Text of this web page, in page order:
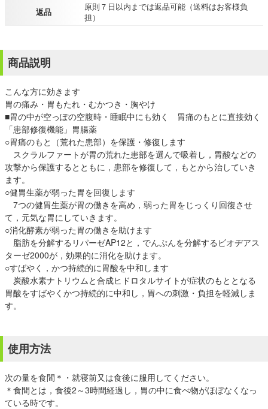
返品
原則７日以内までは返品可能（送料はお客様負
担）
商品説明
こんな方に効きます
胃の痛み・胃もたれ・むかつき・胸やけ
■胃の中が空っぽの空腹時・睡眠中にも効く 胃痛のもとに直接効く
「患部修復機能」胃腸薬
○胃痛のもと（荒れた患部）を保護・修復します
スクラルファートが胃の荒れた患部を選んで吸着し，胃酸などの
攻撃から保護するとともに，患部を修復して，もとから治していき
ます。
○健胃生薬が弱った胃を回復します
7つの健胃生薬が胃の働きを高め，弱った胃をじっくり回復させ
て，元気な胃にしていきます。
○消化酵素が弱った胃の働きを助けます
脂肪を分解するリパーゼAP12と，でんぷんを分解するビオヂアス
ターゼ2000が，効果的に消化を助けます。
○すばやく，かつ持続的に胃酸を中和します
炭酸水素ナトリウムと合成ヒドロタルサイトが症状のもととなる
胃酸をすばやくかつ持続的に中和し，胃への刺激・負担を軽減しま
す。
使用方法
次の量を食間＊・就寝前又は食後に服用してください。
＊食間とは，食後2～3時間経過し，胃の中に食べ物がほぼなくなっ
ている時です。